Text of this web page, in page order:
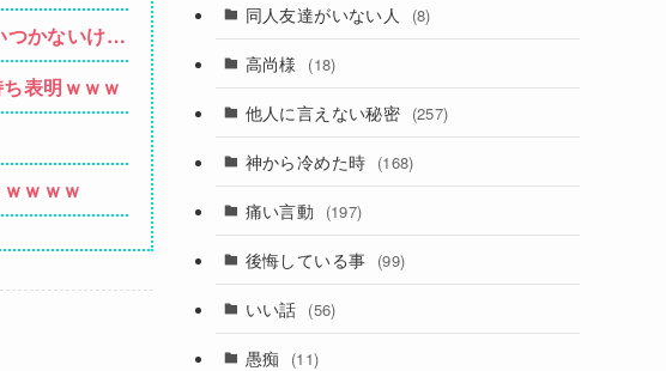
かないけど
表明ｗｗｗ
ｗｗｗ
もと、い
同人友達がいない人 (8)
高尚様 (18)
他人に言えない秘密 (257)
神から冷めた時 (168)
痛い言動 (197)
後悔している事 (99)
いい話 (56)
愚痴 (11)